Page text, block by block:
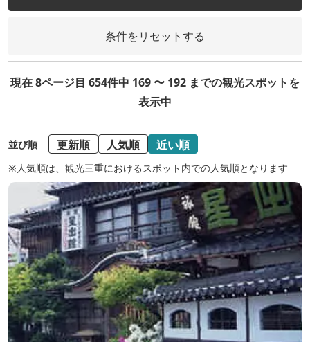
条件をリセットする
現在 8ページ目 654件中 169 〜 192 までの観光スポットを
表示中
並び順 更新順 人気順 近い順
※人気順は、観光三重におけるスポット内での人気順となります